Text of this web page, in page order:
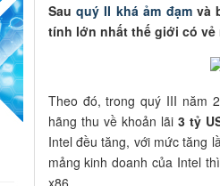
Sau quý II khá ảm đạmvà
tính lớn nhất thế giới có
Theo đó, trong quý III năm
hãng thu về khoản lãi 3 tỷ
Intel đều tăng, với mức tăng
mảng kinh doanh của Intel
x86.